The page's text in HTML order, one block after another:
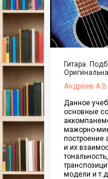
Гитара.
Андреев А.В.
Данное
основные
мажорно-
построение
и их
модели и т.д.